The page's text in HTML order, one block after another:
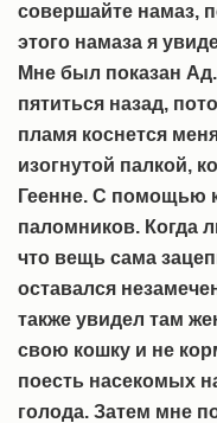
совершайте намаз,
этого намаза я
Мне был показан
пятиться назад,
пламя коснется
изогнутой палкой,
Геенне. С помощью
паломников. Когда
что вещь сама
оставался
также увидел там
свою кошку и не
поесть насекомых
голода. Затем мне